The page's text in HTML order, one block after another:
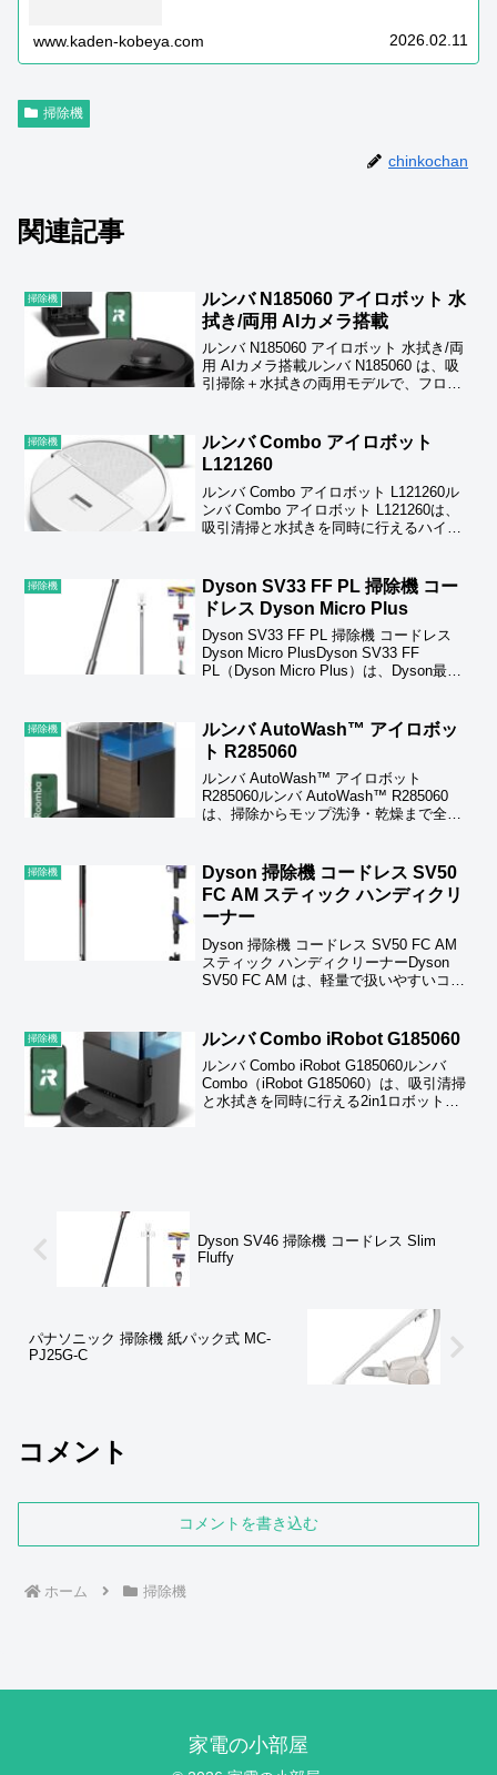
www.kaden-kobeya.com 2026.02.11
掃除機
chinkochan
関連記事
掃除機
ルンバ N185060 アイロボット 水
拭き/両用 AIカメラ搭載
ルンバ N185060 アイロボット 水拭き/両
用 AIカメラ搭載ルンバ N185060 は、吸
引掃除＋水拭きの両用モデルで、フロー
トの排せつ物などの小さな障害物を...
掃除機
ルンバ Combo アイロボット
L121260
ルンバ Combo アイロボット L121260ル
ンバ Combo アイロボット L121260は、
吸引清掃と水拭きを同時に行えるハイブ
屋の形状を学習して効率的に清掃し...
掃除機
Dyson SV33 FF PL 掃除機 コー
ドレス Dyson Micro Plus
Dyson SV33 FF PL 掃除機 コードレス
Dyson Micro PlusDyson SV33 FF
PL（Dyson Micro Plus）は、Dyson最軽
掃除機
ルンバ AutoWash™ アイロボッ
ト R285060
ルンバ AutoWash™ アイロボット
R285060ルンバ AutoWash™ R285060
は、掃除からモップ洗浄・乾燥まで全自
を温水で洗浄し温風で乾燥するため...
掃除機
Dyson 掃除機 コードレス SV50
FC AM スティック ハンディクリ
ーナー
Dyson 掃除機 コードレス SV50 FC AM
スティック ハンディクリーナーDyson
SV50 FC AM は、軽量で扱いやすいコー
が特徴で、日常掃除を素早くこ...
掃除機 ルンバ Combo iRobot G185060
ルンバ Combo iRobot G185060ルンバ
Combo（iRobot G185060）は、吸引清掃
と水拭きを同時に行える2in1ロボット掃
Dyson SV46 掃除機 コードレス Slim
Fluffy
パナソニック 掃除機 紙パック式 MC-
PJ25G-C
コメント
コメントを書き込む
ホーム 掃除機
家電の小部屋